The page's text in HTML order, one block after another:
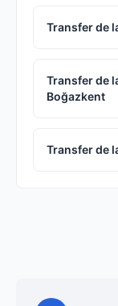
Transfer de
Transfer de
Boğazkent
Transfer de